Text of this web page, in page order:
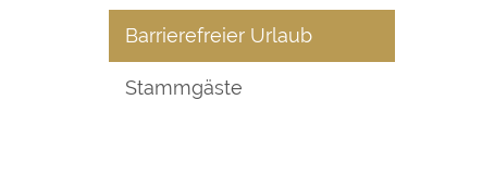
Barrierefreier Urlaub
Stammgäste